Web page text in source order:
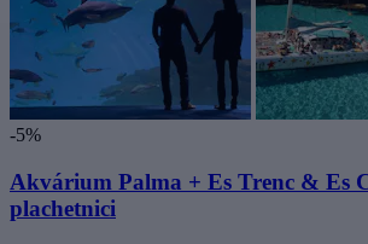
-5%
Akvárium Palma + Es Trenc & Es
plachetnici